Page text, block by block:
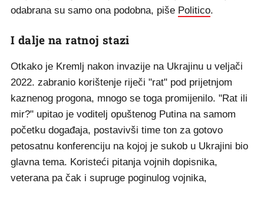
odabrana su samo ona podobna, piše Politico.
I dalje na ratnoj stazi
Otkako je Kremlj nakon invazije na Ukrajinu u veljači
2022. zabranio korištenje riječi "rat" pod prijetnjom
kaznenog progona, mnogo se toga promijenilo. "Rat ili
mir?" upitao je voditelj opuštenog Putina na samom
početku događaja, postavivši time ton za gotovo
petosatnu konferenciju na kojoj je sukob u Ukrajini bio
glavna tema. Koristeći pitanja vojnih dopisnika,
veterana pa čak i supruge poginulog vojnika,